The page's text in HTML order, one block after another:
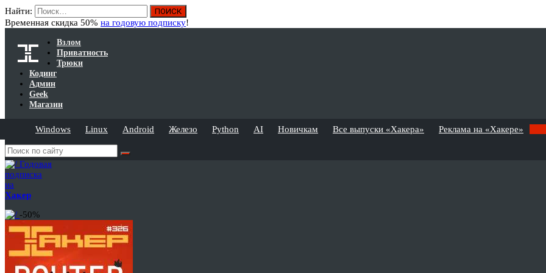
Найти:
Временная скидка 50% на годовую подписку!
Взлом
Приватность
Трюки
Кодинг
Админ
Geek
Магазин
Windows Linux Android Железо Python AI Новичкам Все выпуски «Хакера» Реклама на «Хакере»
Годовая
подписка
на
Хакер
-50%